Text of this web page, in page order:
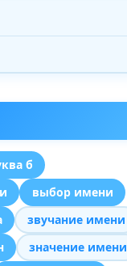
б
выбор имени
звучание имени
значение имени